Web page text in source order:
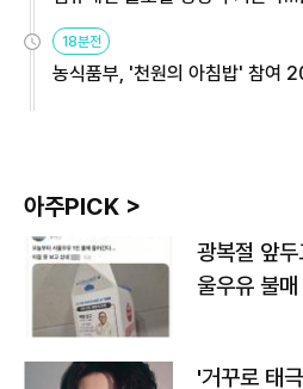
18분전
농식품부, '천원의 아침밥' 참여
아주PICK >
광복절 앞
울우유 불
'거꾸로 태